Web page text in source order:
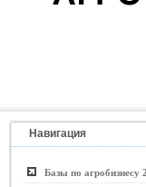
Навигация
Базы по агробизнесу